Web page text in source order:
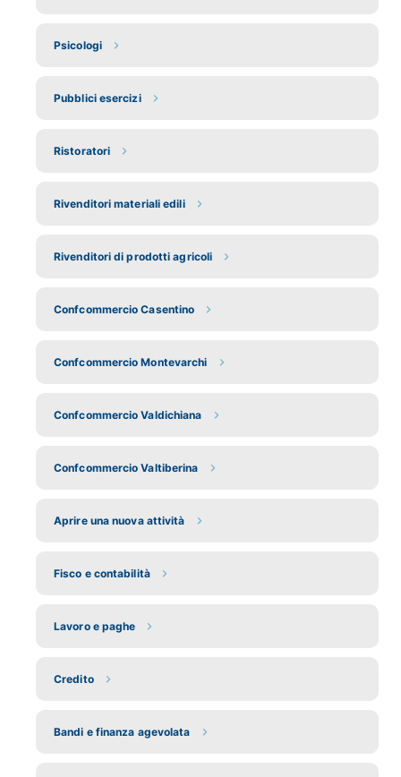
Psicologi
Pubblici esercizi
Ristoratori
Rivenditori materiali edili
Rivenditori di prodotti agricoli
Confcommercio Casentino
Confcommercio Montevarchi
Confcommercio Valdichiana
Confcommercio Valtiberina
Aprire una nuova attività
Fisco e contabilità
Lavoro e paghe
Credito
Bandi e finanza agevolata